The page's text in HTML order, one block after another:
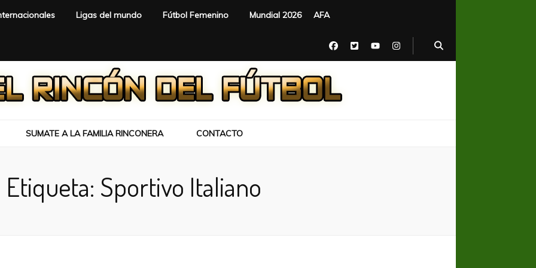
Ligas del mundo Fútbol Femenino Mundial 2026 AFA
SUMATE A LA FAMILIA RINCONERA CONTACTO
Etiqueta: Sportivo Italiano